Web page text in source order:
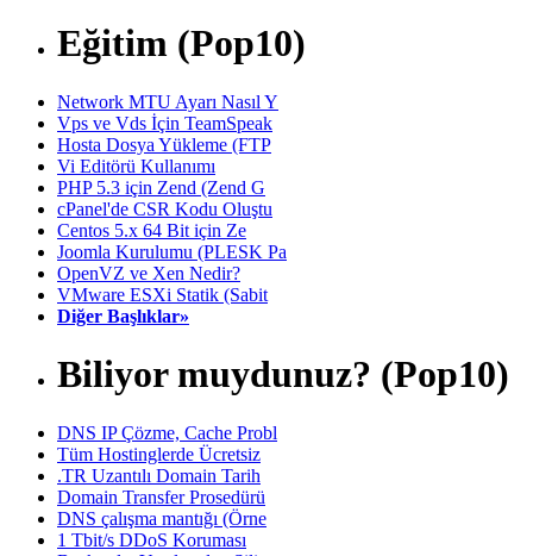
Eğitim (Pop10)
Network MTU Ayarı Nasıl Y
Vps ve Vds İçin TeamSpeak
Hosta Dosya Yükleme (FTP
Vi Editörü Kullanımı
PHP 5.3 için Zend (Zend G
cPanel'de CSR Kodu Oluştu
Centos 5.x 64 Bit için Ze
Joomla Kurulumu (PLESK Pa
OpenVZ ve Xen Nedir?
VMware ESXi Statik (Sabit
Diğer Başlıklar»
Biliyor muydunuz? (Pop10)
DNS IP Çözme, Cache Probl
Tüm Hostinglerde Ücretsiz
.TR Uzantılı Domain Tarih
Domain Transfer Prosedürü
DNS çalışma mantığı (Örne
1 Tbit/s DDoS Koruması